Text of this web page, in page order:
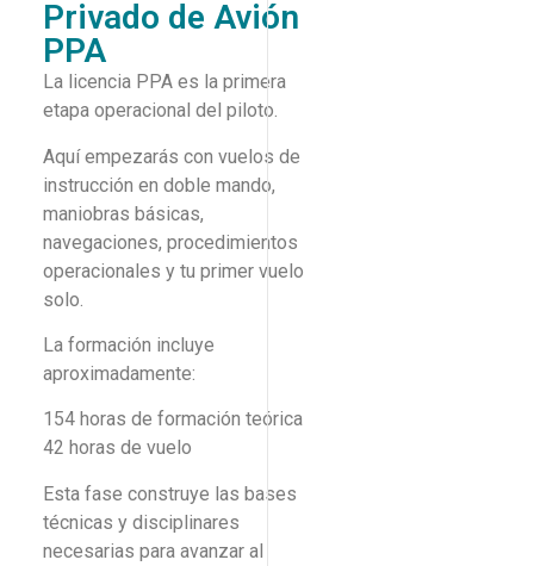
Privado de Avión
PPA
La licencia PPA es la primera
etapa operacional del piloto.
Aquí empezarás con vuelos de
instrucción en doble mando,
maniobras básicas,
navegaciones, procedimientos
operacionales y tu primer vuelo
solo.
La formación incluye
aproximadamente:
154 horas de formación teórica
42 horas de vuelo
Esta fase construye las bases
técnicas y disciplinares
necesarias para avanzar al